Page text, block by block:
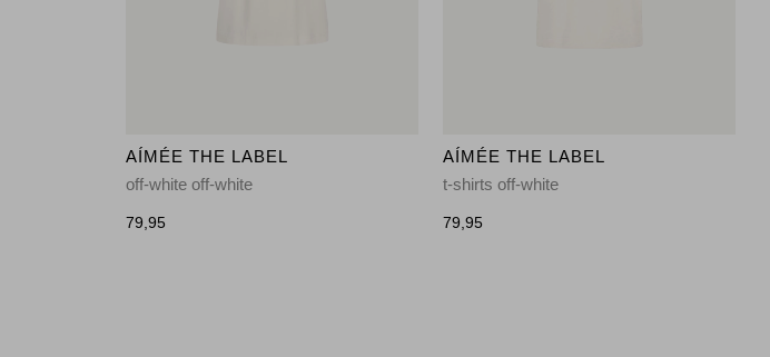
AÍMÉE THE LABEL
off-white off-white
79,95
AÍMÉE THE LABEL
t-shirts off-white
79,95